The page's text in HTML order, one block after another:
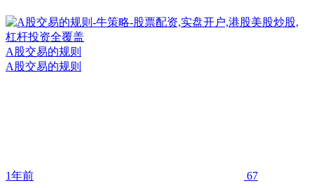
A股交易的规则
A股交易的规则
1年前 67